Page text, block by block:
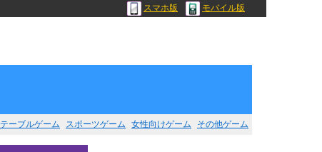
スマホ版 モバイル版
テーブルゲーム スポーツゲーム 女性向けゲーム その他ゲーム